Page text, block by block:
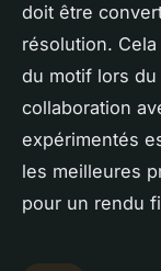
doit être
résolution.
du motif lors
collaboration
expérimentés
les meilleures
pour un rendu